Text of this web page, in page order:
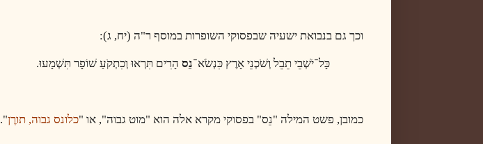
וכך גם בנבואת ישעיה שבפסוקי השופרות במוסף ר"ה (יח, ג):
כָּל־יֹשְׁבֵי תֵבֵל וְשֹׁכְנֵי אָרֶץ כִּנְשֹׂא־נֵס הָרִים תִּרְאוּ וְכִתְקֹעַ שׁוֹפָר תִּשְׁמָעוּ.
כמובן, פשט המילה "נֵס" בפסוקי מקרא אלה הוא "מוט גבוה", או "כלונס גבוה, תורֶן".